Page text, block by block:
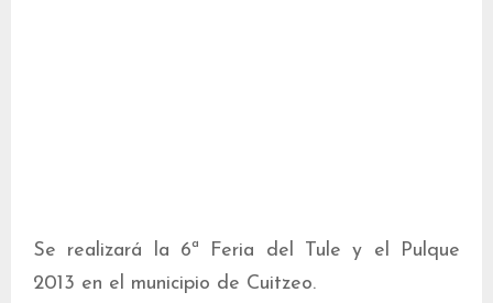
Se realizará la 6ª Feria del Tule y el Pulque
2013 en el municipio de Cuitzeo.